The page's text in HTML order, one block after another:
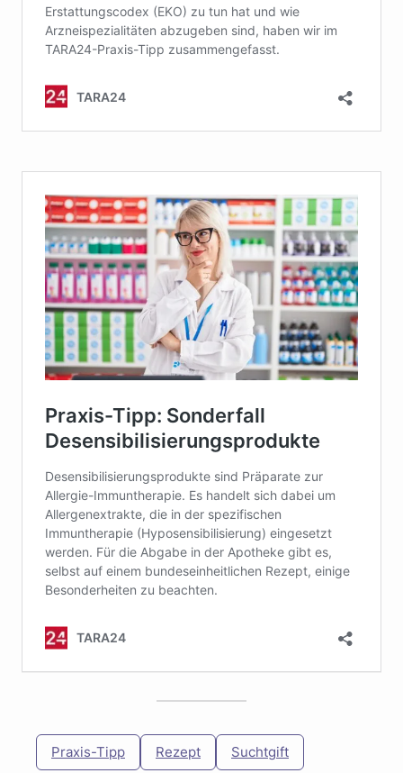
Praxis-Tipp Rezept Suchtgift